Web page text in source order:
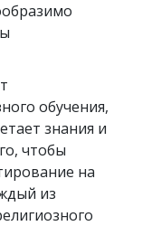
обучения,
знания и
чтобы
на
из